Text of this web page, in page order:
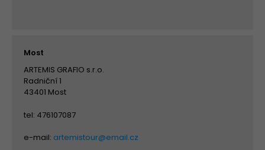
Most
ARTEMIS GRAFIO s.r.o.
Radniční 1
43401 Most
tel: 476107087
e-mail: artemistour@email.cz